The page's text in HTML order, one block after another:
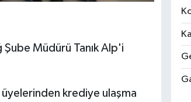
Şube Müdürü Tanık Alp'i
krediye ulaşma